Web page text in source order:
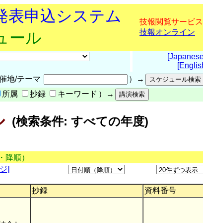
表申込システム
ール
技報閲覧サービス
技報オンライン
地/テーマ
）→
所属 抄録 キーワード ）→
(検索条件: すべての年度)
降順）
]
抄録 資料番号